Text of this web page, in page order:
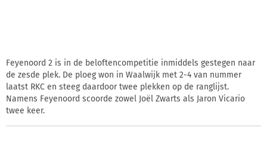
Feyenoord 2 is in de beloftencompetitie inmiddels gestegen naar
de zesde plek. De ploeg won in Waalwijk met 2-4 van nummer
laatst RKC en steeg daardoor twee plekken op de ranglijst.
Namens Feyenoord scoorde zowel Joël Zwarts als Jaron Vicario
twee keer.